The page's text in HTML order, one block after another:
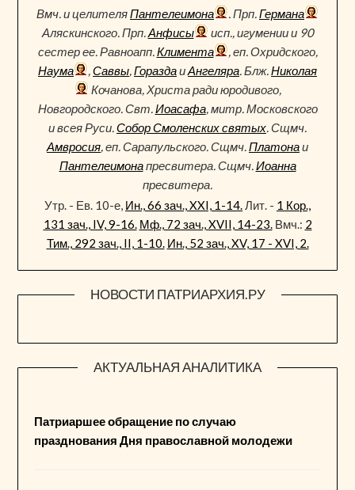
Вмч. и целителяПантелеимона . Прп.Германа
Аляскинского. Прп.Анфисы
исп., игумении и 90
сестер ее. Равноапп.Климента
, еп. Охридского,
Наума
,Саввы,ГораздаиАнгеляра. Блж.Николая
Кочанова, Христа ради юродивого,
Новгородского. Свт.Иоасафа, митр. Московского
и всея Руси.Собор Смоленских святых. Сщмч.
Амвросия, еп. Сарапульского. Сщмч.Платонаи
Пантелеимонапресвитера. Сщмч.Иоанна
пресвитера.
Утр. - Ев. 10-е, Ин., 66 зач., XXI, 1-14.Лит. - 1 Кор.,
131 зач., IV, 9-16. Мф., 72 зач., XVII, 14-23.Вмч.: 2
Тим., 292 зач., II, 1-10. Ин., 52 зач., XV, 17 - XVI, 2.
НОВОСТИ ПАТРИАРХИЯ.РУ
АКТУАЛЬНАЯ АНАЛИТИКА
Патриаршее обращение по случаю
празднования Дня православной молодежи